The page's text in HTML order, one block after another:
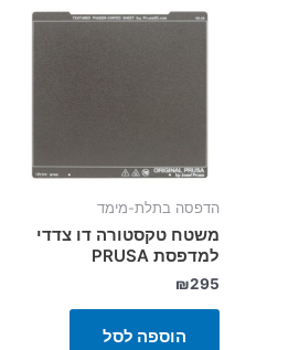
הדפסה בתלת-מימד
משטח טקסטורה דו צדדי
למדפסת PRUSA
₪295
הוספה לסל